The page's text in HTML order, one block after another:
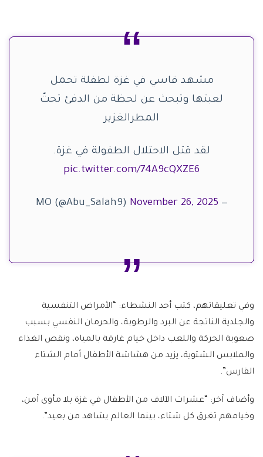
مشهد قاسي في غزة لطفلة تحمل
لعبتها وتبحث عن لحظة من الدفئ تحتّ
المطرالغزير
لقد قتل الاحتلال الطفولة في غزة.
pic.twitter.com/74A9cQXZE6
— MO (@Abu_Salah9)
November 26, 2025
وفي تعليقاتهم، كتب أحد النشطاء: “الأمراض التنفسية
والجلدية الناتجة عن البرد والرطوبة، والحرمان النفسي بسبب
صعوبة الحركة واللعب داخل خيام غارقة بالمياه، ونقص الغذاء
والملابس الشتوية، يزيد من هشاشة الأطفال أمام الشتاء
القارس”.
وأضاف آخر: “عشرات الآلاف من الأطفال في غزة بلا مأوى آمن،
وخيامهم تغرق كل شتاء، بينما العالم يشاهد من بعيد”.